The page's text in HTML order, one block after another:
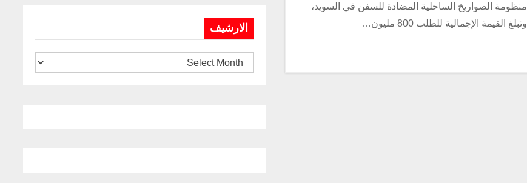
منظومة الصواريخ الساحلية المضادة للسفن في السويد،
وتبلغ القيمة الإجمالية للطلب 800 مليون…
الارشيف